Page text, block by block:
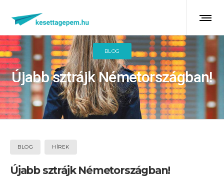
BLOG
Újabb sztrájk Németországban!
BLOG HÍREK
Újabb sztrájk Németországban!